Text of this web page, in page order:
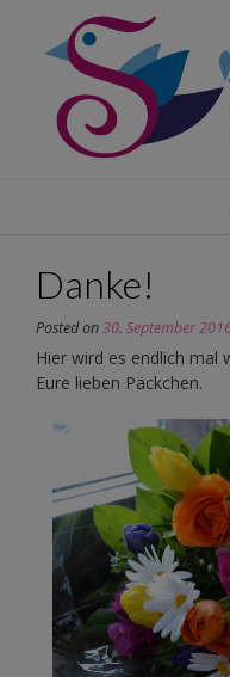
content
Danke!
Posted on30. September
Hier wird es endlich mal
Eure lieben Päckchen.